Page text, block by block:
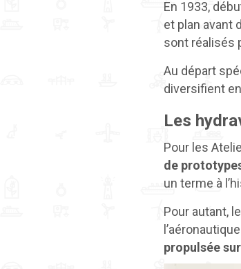
En 1933,
et plan avant
sont réalisés
Au départ
diversifient
Les
Pour les
de
un terme à
Pour autant,
propulsée